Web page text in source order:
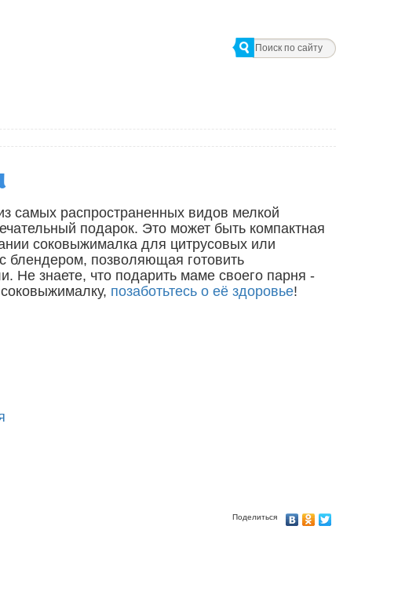
самых распространенных видов мелкой
подарок. Это может быть компактная
соковыжималка для цитрусовых или
блендером, позволяющая готовить
Не знаете, что подарить маме своего парня -
позаботьтесь о её здоровье!
Поделиться